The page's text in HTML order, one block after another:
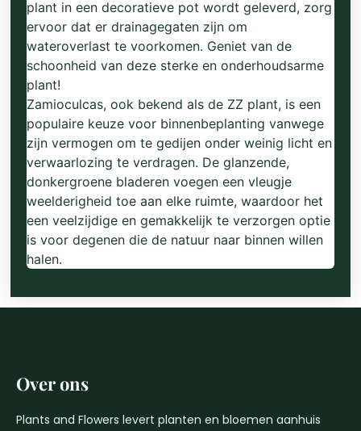
plant in een decoratieve pot wordt geleverd, zorg
ervoor dat er drainagegaten zijn om
wateroverlast te voorkomen. Geniet van de
schoonheid van deze sterke en onderhoudsarme
plant!
Zamioculcas, ook bekend als de ZZ plant, is een
populaire keuze voor binnenbeplanting vanwege
zijn vermogen om te gedijen onder weinig licht en
verwaarlozing te verdragen. De glanzende,
donkergroene bladeren voegen een vleugje
weelderigheid toe aan elke ruimte, waardoor het
een veelzijdige en gemakkelijk te verzorgen optie
is voor degenen die de natuur naar binnen willen
halen.
Over ons
Plants and Flowers levert planten en bloemen aanhuis